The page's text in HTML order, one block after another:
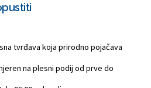
tvrđava koja prirodno pojačava
na plesni podij od prve do